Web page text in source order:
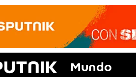
Mundo